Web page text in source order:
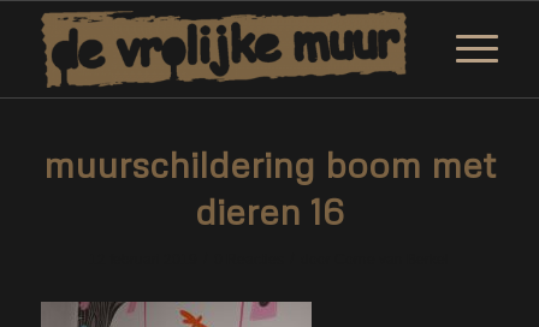
muurschildering boom met
dieren 16